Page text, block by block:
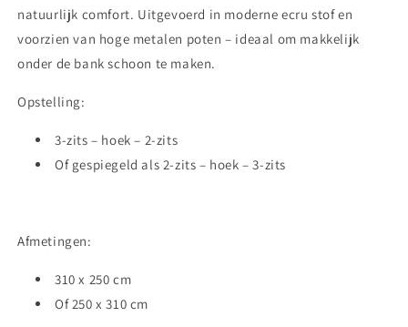
natuurlijk comfort. Uitgevoerd in moderne ecru stof en
voorzien van hoge metalen poten – ideaal om makkelijk
onder de bank schoon te maken.
Opstelling:
3-zits – hoek – 2-zits
Of gespiegeld als 2-zits – hoek – 3-zits
Afmetingen:
310 x 250 cm
Of 250 x 310 cm